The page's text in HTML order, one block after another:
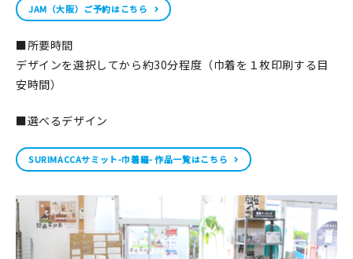
JAM（大阪）ご予約はこちら
■所要時間
デザインを選択してから約30分程度（巾着を１枚印刷する目
安時間）
■選べるデザイン
SURIMACCAサミット-巾着編- 作品一覧はこちら